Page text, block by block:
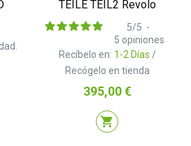
TEILE TEIL2 Revolo
Recíbelo en: 1-2 Días /
Recógelo en tienda
5/5 -
5 opiniones
Precio
395,00 €
shopping_cart